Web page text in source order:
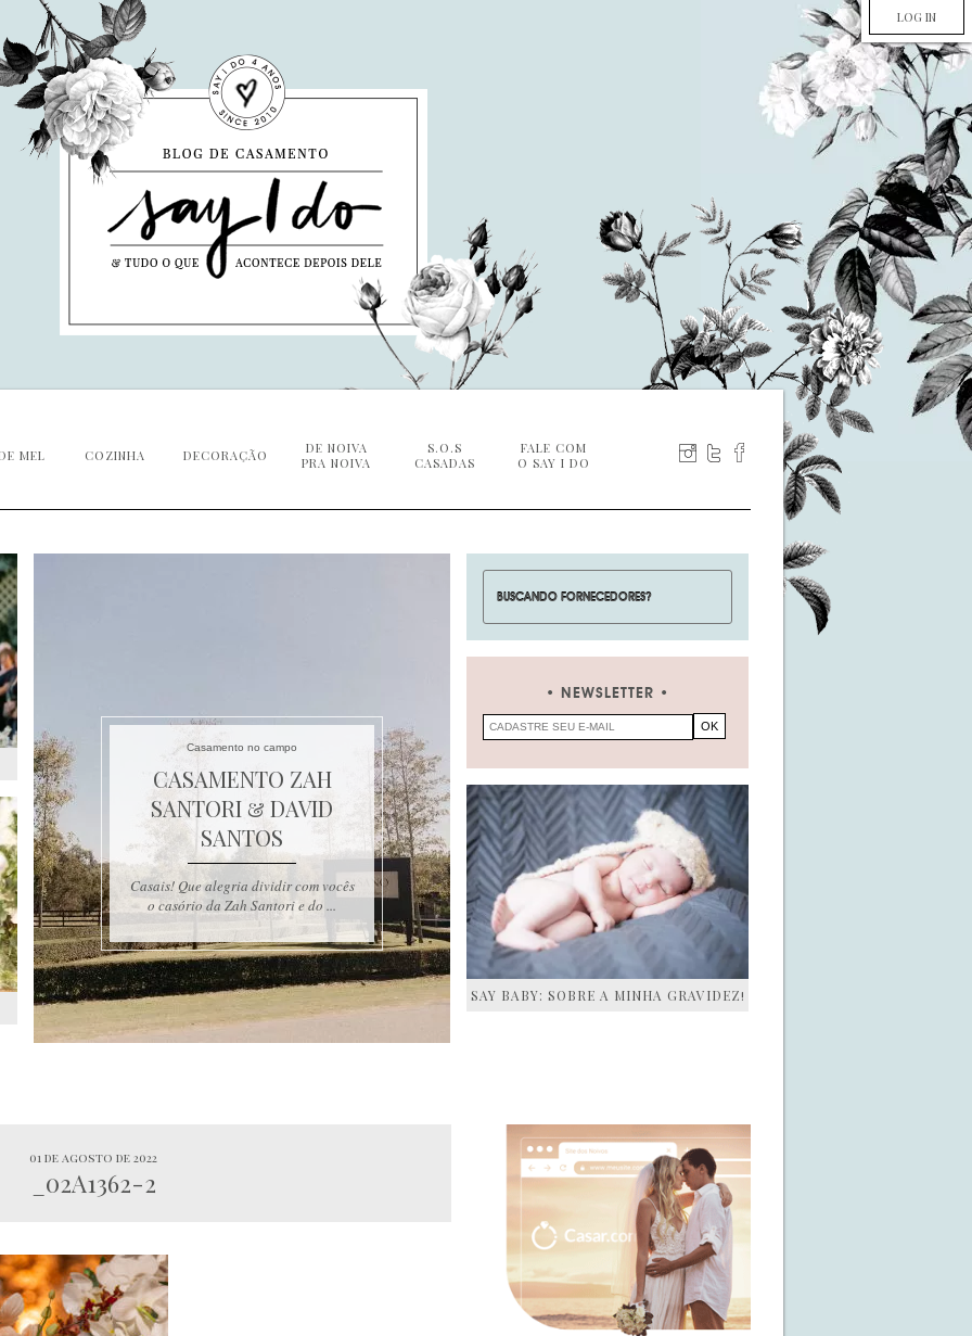
LOG IN
MEL COZINHA DECORAÇÃO
DE NOIVA
PRA NOIVA
S.O.S
CASADAS
FALE COM
O SAY I DO
Casamento no campo
CASAMENTO ZAH
SANTORI & DAVID
SANTOS
Casais! Que alegria dividir com vocês
o casório da Zah Santori e do ...
NEWSLETTER
SAY BABY: SOBRE A MINHA GRAVIDEZ!
01 de agosto de 2022
_02A1362-2
SIDEBAR